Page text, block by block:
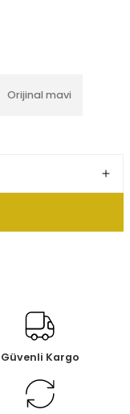
Orijinal mavi
Güvenli Kargo